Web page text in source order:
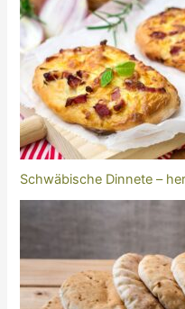
Schwäbische Dinnete –